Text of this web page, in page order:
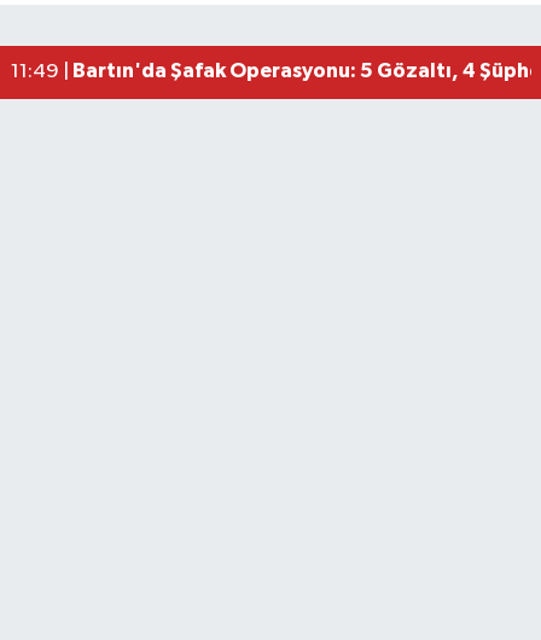
11:49 | Bartın'da Şafak Operasyonu: 5 Gözaltı, 4